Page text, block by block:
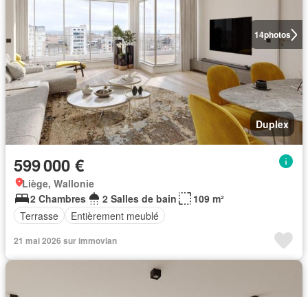
14photos
Duplex
599 000 €
Liège, Wallonie
2 Chambres
2 Salles de bain
109 m²
Terrasse
Entièrement meublé
21 mai 2026 sur immovlan